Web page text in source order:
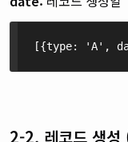
[{type: 'A',
2-2. 레코드 생